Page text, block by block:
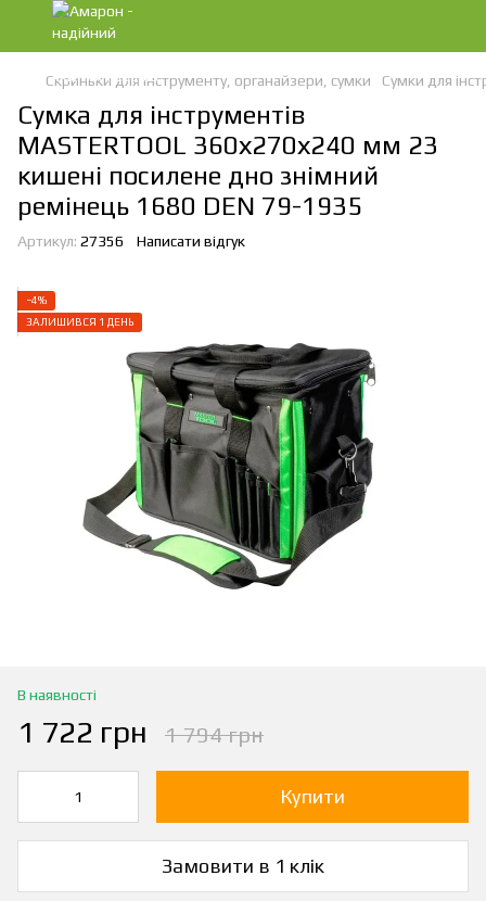
Скриньки для інструменту, органайзери, сумки Сумки для
Сумка для інструментів
MASTERTOOL 360х270х240 мм 23
кишені посилене дно знімний
ремінець 1680 DEN 79-1935
Артикул: 27356 Написати відгук
−4%
ЗАЛИШИВСЯ 1 ДЕНЬ
В наявності
1 722 грн 1 794 грн
Купити
Замовити в 1 клік